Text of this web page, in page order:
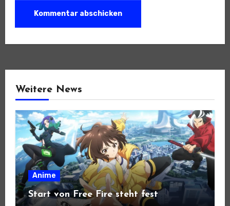
Weitere News
Anime
Start von Free Fire steht fest